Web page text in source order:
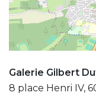
Galerie Gilbert
8 place Henri IV,